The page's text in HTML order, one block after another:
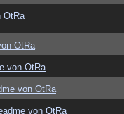
OtRa
OtRa
von OtRa
von OtRa
von OtRa